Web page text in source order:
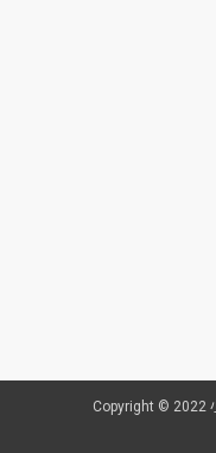
Copyright © 2022